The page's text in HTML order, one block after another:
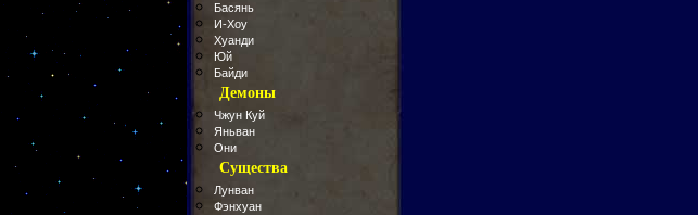
Басянь
И-Хоу
Хуанди
Юй
Байди
Демоны
Чжун Куй
Яньван
Они
Существа
Лунван
Фэнхуан